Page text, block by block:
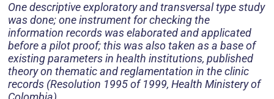
One descriptive exploratory and transversal type study
was done; one instrument for checking the
information records was elaborated and applicated
before a pilot proof; this was also taken as a base of
existing parameters in health institutions, published
theory on thematic and reglamentation in the clinic
records (Resolution 1995 of 1999, Health Ministery of